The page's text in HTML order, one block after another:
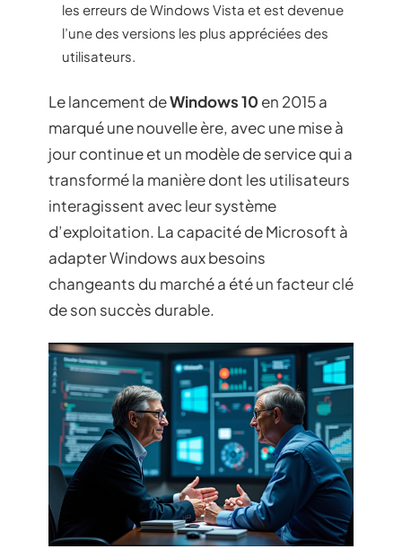
les erreurs de Windows Vista et est devenue
l’une des versions les plus appréciées des
utilisateurs.
Le lancement deWindows 10 en 2015 a
marqué une nouvelle ère, avec une mise à
jour continue et un modèle de service qui a
transformé la manière dont les utilisateurs
interagissent avec leur système
d’exploitation. La capacité de Microsoft à
adapter Windows aux besoins
changeants du marché a été un facteur clé
de son succès durable.